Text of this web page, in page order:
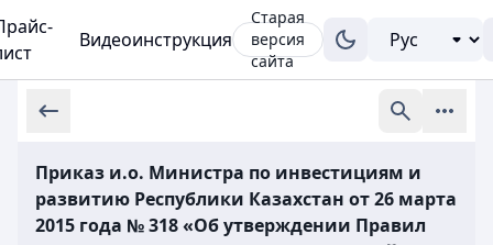
Видеоинструкция
Старая
версия
сайта
Приказ и.о. Министра по инвестициям и
развитию Республики Казахстан от 26 марта
2015 года № 318 «Об утверждении Правил